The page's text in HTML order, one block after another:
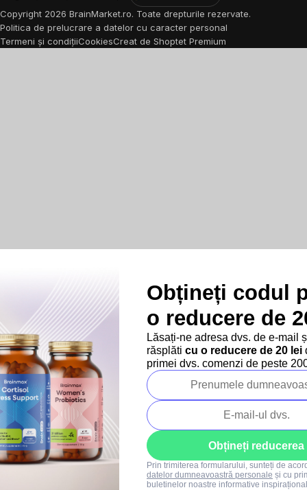
Copyright 2026 BrainMarket.ro. Toate drepturile rezervate.
Politica de prelucrare a datelor cu caracter personal
Termeni și condițiiCookiesCreat de Shoptet Premium
Obțineți codul
o reducere de
Lăsați-ne adresa dvs. de e-mail
răsplăti cu o reducere de 20 lei
primei dvs. comenzi de peste
Obțineți reducerea
Prin trimiterea formularului, sunteți de
datelor dumneavoastră personale și cu
buletinelor noastre informative